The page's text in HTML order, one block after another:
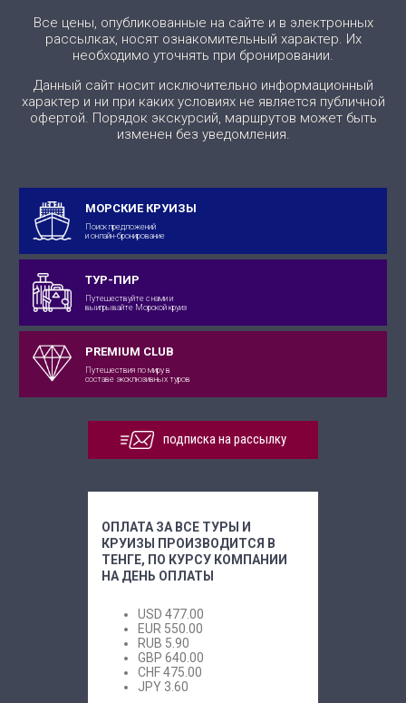
Все цены, опубликованные на сайте и в электронных
рассылках, носят ознакомительный характер. Их
необходимо уточнять при бронировании.
Данный сайт носит исключительно информационный
характер и ни при каких условиях не является публичной
офертой. Порядок экскурсий, маршрутов может быть
изменен без уведомления.
МОРСКИЕ КРУИЗЫ
Поиск предложений
и онлайн-бронирование
ТУР-ПИР
Путешествуйте с нами и
выигрывайте Морской круиз
PREMIUM CLUB
Путешествия по миру в
составе эксклюзивных туров
подписка на рассылку
ОПЛАТА ЗА ВСЕ ТУРЫ И
КРУИЗЫ ПРОИЗВОДИТСЯ В
ТЕНГЕ, ПО КУРСУ КОМПАНИИ
НА ДЕНЬ ОПЛАТЫ
USD 477.00
EUR 550.00
RUB 5.90
GBP 640.00
CHF475.00
JPY 3.60